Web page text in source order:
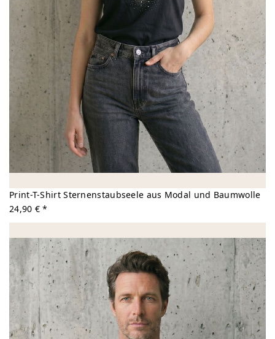
Print-T-Shirt Sternenstaubseele aus Modal und Baumwolle
24,90 € *